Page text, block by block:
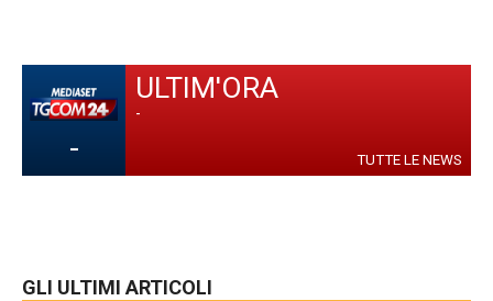
-
ULTIM'ORA
-
TUTTE LE NEWS
GLI ULTIMI ARTICOLI